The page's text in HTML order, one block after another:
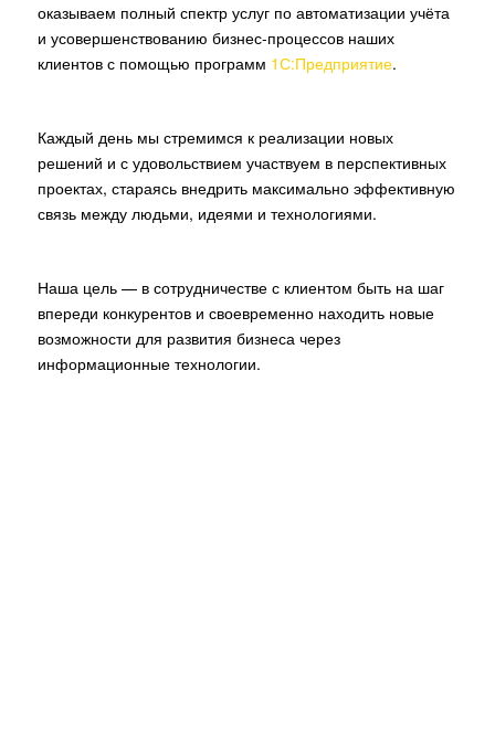
оказываем полный спектр услуг по автоматизации учёта
и усовершенствованию бизнес-процессов наших
клиентов с помощью программ 1С:Предприятие.
Каждый день мы стремимся к реализации новых
решений и с удовольствием участвуем в перспективных
проектах, стараясь внедрить максимально эффективную
связь между людьми, идеями и технологиями.
Наша цель — в сотрудничестве с клиентом быть на шаг
впереди конкурентов и своевременно находить новые
возможности для развития бизнеса через
информационные технологии.